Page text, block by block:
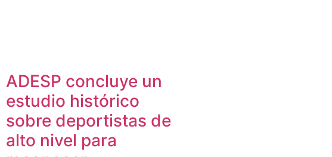
ADESP concluye un
estudio histórico
sobre deportistas de
alto nivel para